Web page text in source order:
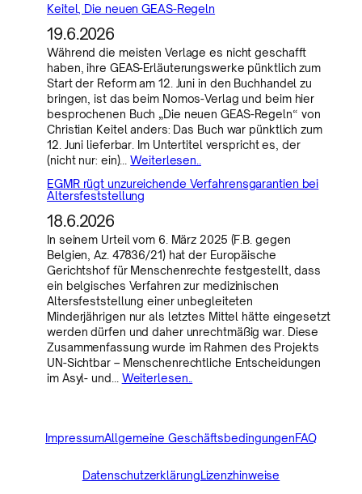
Keitel, Die neuen GEAS-Regeln
19.6.2026
Während die meisten Verlage es nicht geschafft
haben, ihre GEAS-Erläuterungswerke pünktlich zum
Start der Reform am 12. Juni in den Buchhandel zu
bringen, ist das beim Nomos-Verlag und beim hier
besprochenen Buch „Die neuen GEAS-Regeln“ von
Christian Keitel anders: Das Buch war pünktlich zum
12. Juni lieferbar. Im Untertitel verspricht es, der
(nicht nur: ein)…Weiterlesen..
EGMR rügt unzureichende Verfahrensgarantien bei
Altersfeststellung
18.6.2026
In seinem Urteil vom 6. März 2025 (F.B. gegen
Belgien, Az. 47836/21) hat der Europäische
Gerichtshof für Menschenrechte festgestellt, dass
ein belgisches Verfahren zur medizinischen
Altersfeststellung einer unbegleiteten
Minderjährigen nur als letztes Mittel hätte eingesetzt
werden dürfen und daher unrechtmäßig war. Diese
Zusammenfassung wurde im Rahmen des Projekts
UN-Sichtbar – Menschenrechtliche Entscheidungen
im Asyl- und… Weiterlesen..
ImpressumAllgemeine GeschäftsbedingungenFAQ
DatenschutzerklärungLizenzhinweise